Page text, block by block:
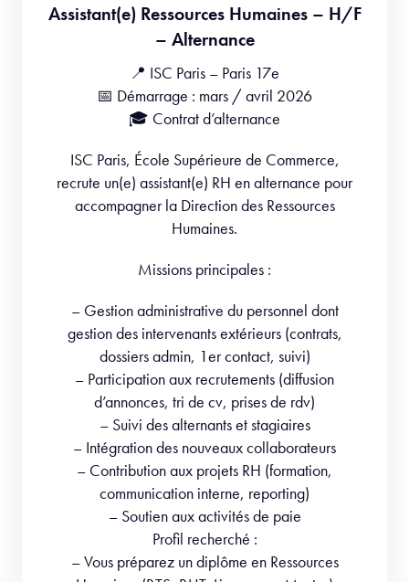
Assistant(e) Ressources Humaines – H/F
– Alternance
📍 ISC Paris – Paris 17e
📅 Démarrage : mars / avril 2026
🎓 Contrat d’alternance
ISC Paris, École Supérieure de Commerce,
recrute un(e) assistant(e) RH en alternance pour
accompagner la Direction des Ressources
Humaines.
Missions principales :
– Gestion administrative du personnel dont
gestion des intervenants extérieurs (contrats,
dossiers admin, 1er contact, suivi)
– Participation aux recrutements (diffusion
d’annonces, tri de cv, prises de rdv)
– Suivi des alternants et stagiaires
– Intégration des nouveaux collaborateurs
– Contribution aux projets RH (formation,
communication interne, reporting)
– Soutien aux activités de paie
Profil recherché :
– Vous préparez un diplôme en Ressources